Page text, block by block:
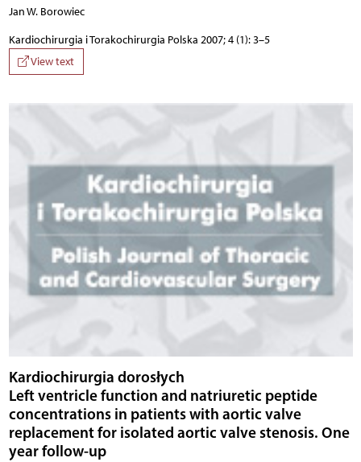
Jan W. Borowiec
Kardiochirurgia i Torakochirurgia Polska 2007; 4 (1): 3–5
View text
Kardiochirurgia dorosłych
Left ventricle function and natriuretic peptide
concentrations in patients with aortic valve
replacement for isolated aortic valve stenosis. One
year follow-up